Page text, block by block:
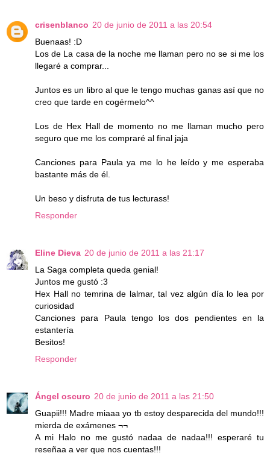
crisenblanco 20 de junio de 2011 a las 20:54
Buenaas! :D
Los de La casa de la noche me llaman pero no se si me los
llegaré a comprar...
Juntos es un libro al que le tengo muchas ganas así que no
creo que tarde en cogérmelo^^
Los de Hex Hall de momento no me llaman mucho pero
seguro que me los compraré al final jaja
Canciones para Paula ya me lo he leído y me esperaba
bastante más de él.
Un beso y disfruta de tus lecturass!
Responder
Eline Dieva 20 de junio de 2011 a las 21:17
La Saga completa queda genial!
Juntos me gustó :3
Hex Hall no temrina de lalmar, tal vez algún día lo lea por
curiosidad
Canciones para Paula tengo los dos pendientes en la
estantería
Besitos!
Responder
Ángel oscuro 20 de junio de 2011 a las 21:50
Guapii!!! Madre miaaa yo tb estoy desparecida del mundo!!!
mierda de exámenes ¬¬
A mi Halo no me gustó nadaa de nadaa!!! esperaré tu
reseñaa a ver que nos cuentas!!!